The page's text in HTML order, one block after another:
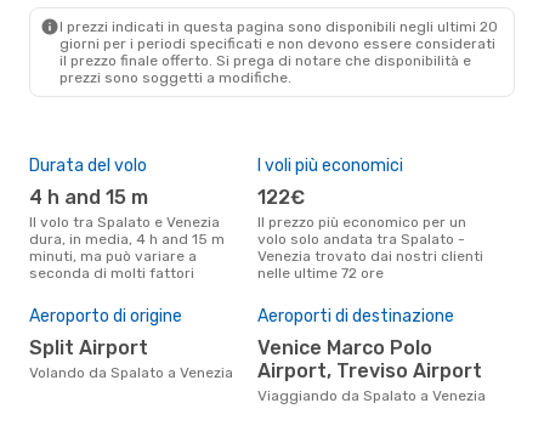
I prezzi indicati in questa pagina sono disponibili negli ultimi 20
giorni per i periodi specificati e non devono essere considerati
il ​​prezzo finale offerto. Si prega di notare che disponibilità e
prezzi sono soggetti a modifiche.
Durata del volo
4 h and 15 m
Il volo tra Spalato e Venezia
dura, in media, 4 h and 15 m
minuti, ma può variare a
seconda di molti fattori
I voli più economici
122€
Il prezzo più economico per un
volo solo andata tra Spalato -
Venezia trovato dai nostri clienti
nelle ultime 72 ore
Aeroporto di origine
Split Airport
Volando da Spalato a Venezia
Aeroporti di destinazione
Venice Marco Polo
Airport, Treviso Airport
Viaggiando da Spalato a Venezia